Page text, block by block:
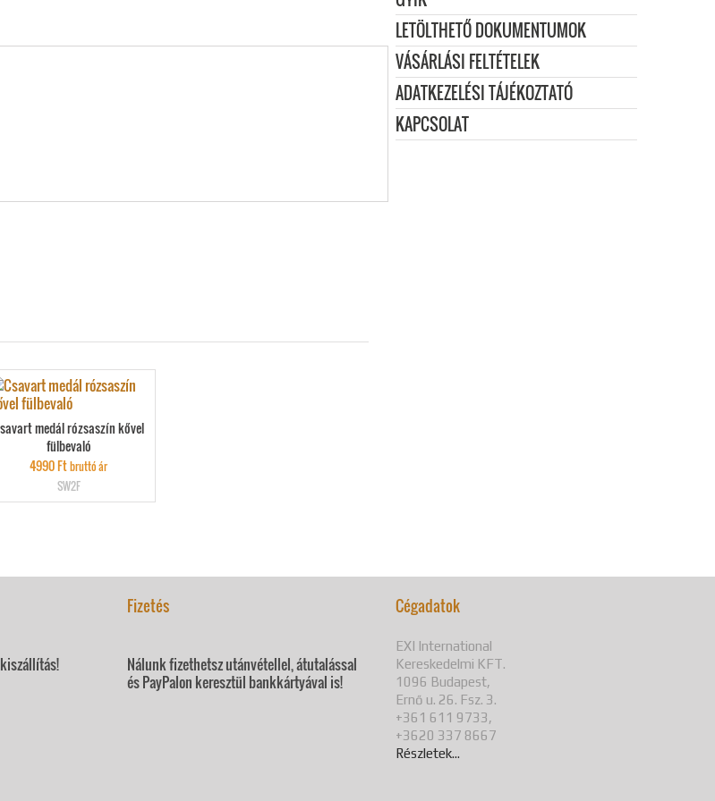
medál rózsaszín kővel
fülbevaló
4990Ftbruttó ár
SW2F
LETÖLTHETŐ DOKUMENTUMOK
VÁSÁRLÁSI FELTÉTELEK
ADATKEZELÉSI TÁJÉKOZTATÓ
KAPCSOLAT
Fizetés
Nálunk fizethetsz utánvétellel, átutalással
és PayPalon keresztül bankkártyával is!
Cégadatok
EXI International
Kereskedelmi KFT.
1096 Budapest,
Ernő u. 26. Fsz. 3.
+361 611 9733,
+3620 337 8667
Részletek...